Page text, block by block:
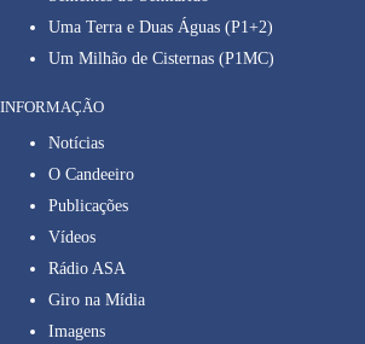
Uma Terra e Duas Águas (P1+2)
Um Milhão de Cisternas (P1MC)
INFORMAÇÃO
Notícias
O Candeeiro
Publicações
Vídeos
Rádio ASA
Giro na Mídia
Imagens